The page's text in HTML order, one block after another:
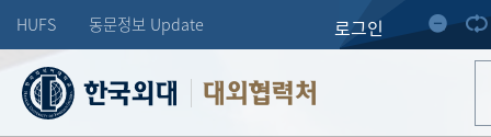
HUFS 동문정보 Update 로그인
대외협력처